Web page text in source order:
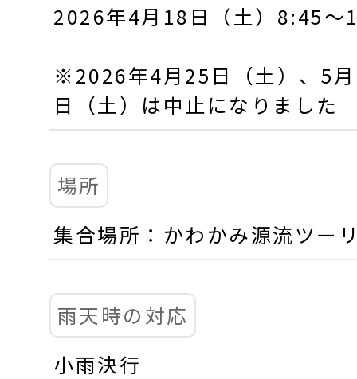
2026年4月18日（土）8:45～
※2026年4月25日（土）、5
日（土）は中止になりました
場所
集合場所：かわかみ源流ツー
雨天時の対応
小雨決行